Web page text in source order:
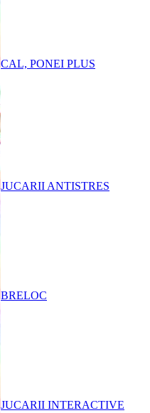
CAL, PONEI PLUS
JUCARII ANTISTRES
BRELOC
JUCARII INTERACTIVE